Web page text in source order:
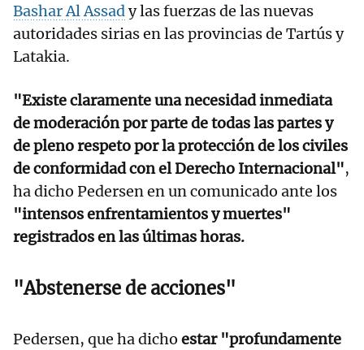
Bashar Al Assady las fuerzas de las nuevas
autoridades sirias en las provincias de Tartús y
Latakia.
"Existe claramente una necesidad inmediata
de moderación por parte de todas las partes y
de pleno respeto por la protección de los civiles
de conformidad con el Derecho Internacional",
ha dicho Pedersen en un comunicado ante los
"intensos enfrentamientos y muertes"
registrados en las últimas horas.
"Abstenerse de acciones"
Pedersen, que ha dicho estar "profundamente